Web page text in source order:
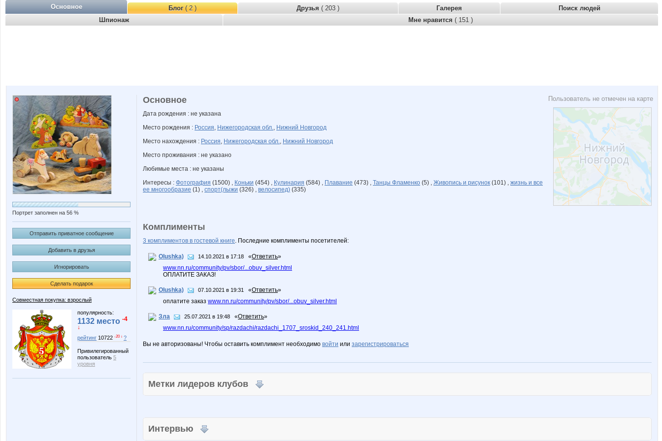
Основное Блог( 2 ) Друзья ( 203 ) Галерея
Поиск людей
Шпионаж
Мне нравится ( 151 )
Портрет заполнен на 56 %
Отправить приватное сообщение
Добавить в друзья
Игнорировать
Сделать подарок
Совместная покупка: взрослый
популярность:
1132 место -4
↓
рейтинг 10722 -20 ↓ ?
Привилегированный
пользователь 5
уровня
Пользователь не отмечен на карте
Основное
Дата рождения : не указана
Место рождения : Россия, Нижегородская обл., Нижний Новгород
Место нахождения : Россия, Нижегородская обл., Нижний Новгород
Место проживания : не указано
Любимые места : не указаны
Интересы : Фотография (1500) , Коньки (454) , Кулинария (584) , Плавание (473) , Танцы Фламенко (5) , Живопись и рисунок (101) , жизнь и все
ее многообразие (1) , спорт(лыжи (326) , велосипед) (335)
Комплименты
3 комплиментов в гостевой книге. Последние комплименты посетителей:
Olushka) 14.10.2021 в 17:18 «Ответить»
www.nn.ru/community/pv/sbor/...obuv_silver.html
ОПЛАТИТЕ ЗАКАЗ!
Olushka) 07.10.2021 в 19:31 «Ответить»
оплатите заказ www.nn.ru/community/pv/sbor/...obuv_silver.html
Зла 25.07.2021 в 19:48 «Ответить»
www.nn.ru/community/sp/razdachi/razdachi_1707_sroskid_240_241.html
Вы не авторизованы! Чтобы оставить комплимент необходимо войти или зарегистрироваться
Метки лидеров клубов
Интервью